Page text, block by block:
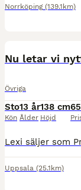
Norrköping (139.1km)
Nu letar vi
Övriga
Sto
Kön
13 år
Ålder
138 cm
Höjd
Uppsala (25.1km)